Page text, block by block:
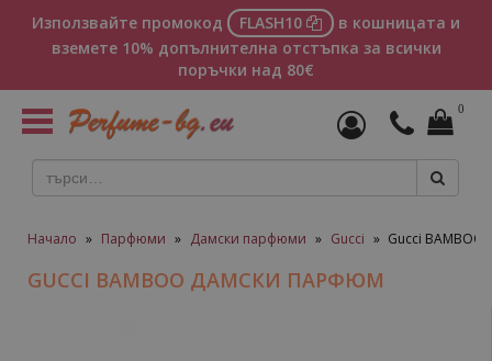
Използвайте промокод FLASH10
в кошницата и
вземете 10% допълнителна отстъпка за всички
поръчки над 80€
Toggle
navigation
0
Начало » Парфюми » Дамски парфюми » Gucci » Gucci
GUCCI BAMBOO ДАМСКИ ПАРФЮМ